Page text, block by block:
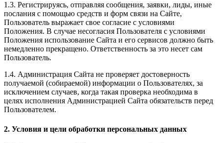
1.3. Регистрируясь, отправляя сообщения, заявки, лиды, иные
послания с помощью средств и форм связи на Сайте,
Пользователь выражает свое согласие с условиями
Положения. В случае несогласия Пользователя с условиями
Положения использование Сайта и его сервисов должно быть
немедленно прекращено. Ответственность за это несет сам
Пользователь.
1.4. Администрация Сайта не проверяет достоверность
получаемой (собираемой) информации о Пользователях, за
исключением случаев, когда такая проверка необходима в
целях исполнения Администрацией Сайта обязательств перед
Пользователем.
2. Условия и цели обработки персональных данных